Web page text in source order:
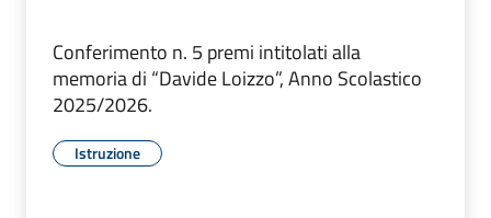
Conferimento n. 5 premi intitolati alla
memoria di “Davide Loizzo”, Anno Scolastico
2025/2026.
Istruzione